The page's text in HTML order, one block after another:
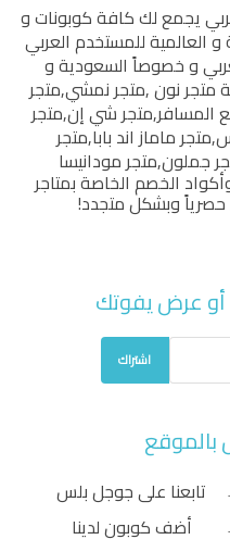
يجمع لك كافة كوبونات و
العالمية للمستخدم العربي
و خصوصاً السعودية و
متجر نون,متجر نمشي,متجر
المسافر,متجر شي إن,متجر
,متجر ماماز اند بابا,متجر
جملون,متجر مودانيسا
الخصم الخاصة بمتاجر
حصرياً وبشكل متجدد!
عرض يفوتك
اشتراك
بالموقع
تابعنا على جوجل بلس
أضف كوبون لدينا